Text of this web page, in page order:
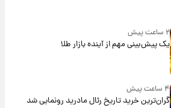
۲ ساعت پیش
یک پیش‌بینی مهم از آینده بازار طلا
۴ ساعت پیش
گران‌ترین خرید تاریخ رئال مادرید رونمایی شد